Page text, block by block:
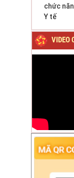
chức
Y tế
VIDEO